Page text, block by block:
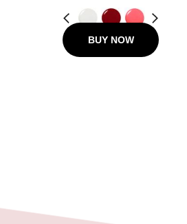
Précédent Suivant
BUY NOW